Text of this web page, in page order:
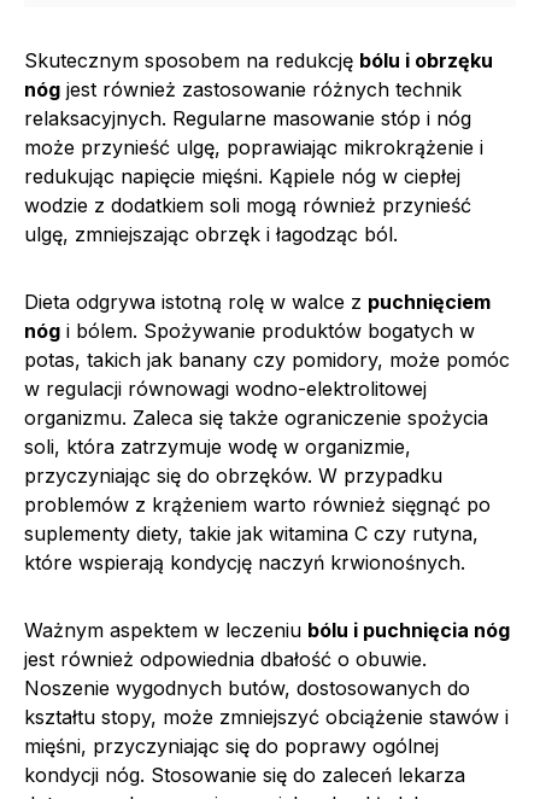
Skutecznym sposobem na redukcję bólu i obrzęku
nóg jest również zastosowanie różnych technik
relaksacyjnych. Regularne masowanie stóp i nóg
może przynieść ulgę, poprawiając mikrokrążenie i
redukując napięcie mięśni. Kąpiele nóg w ciepłej
wodzie z dodatkiem soli mogą również przynieść
ulgę, zmniejszając obrzęk i łagodząc ból.
Dieta odgrywa istotną rolę w walce z puchnięciem
nóg i bólem. Spożywanie produktów bogatych w
potas, takich jak banany czy pomidory, może pomóc
w regulacji równowagi wodno-elektrolitowej
organizmu. Zaleca się także ograniczenie spożycia
soli, która zatrzymuje wodę w organizmie,
przyczyniając się do obrzęków. W przypadku
problemów z krążeniem warto również sięgnąć po
suplementy diety, takie jak witamina C czy rutyna,
które wspierają kondycję naczyń krwionośnych.
Ważnym aspektem w leczeniu bólu i puchnięcia nóg
jest również odpowiednia dbałość o obuwie.
Noszenie wygodnych butów, dostosowanych do
kształtu stopy, może zmniejszyć obciążenie stawów i
mięśni, przyczyniając się do poprawy ogólnej
kondycji nóg. Stosowanie się do zaleceń lekarza